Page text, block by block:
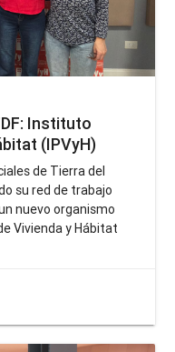
Instituto
(IPVyH)
de Tierra del
su red de trabajo
nuevo organismo
Vivienda y Hábitat